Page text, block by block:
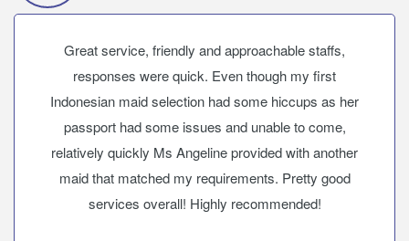
Great service, friendly and approachable staffs,
responses were quick. Even though my first
Indonesian maid selection had some hiccups as her
passport had some issues and unable to come,
relatively quickly Ms Angeline provided with another
maid that matched my requirements. Pretty good
services overall! Highly recommended!